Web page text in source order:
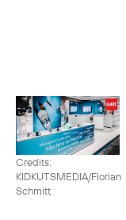
Credits:
KIDKUTSMEDIA/Florian
Schmitt